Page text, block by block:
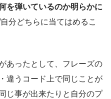
何を弾いているのか明らかに
分どちらに当てはめるこ
あったとして、フレーズの
違うコード上で同じことが
じ事が出来たり と自分のプ